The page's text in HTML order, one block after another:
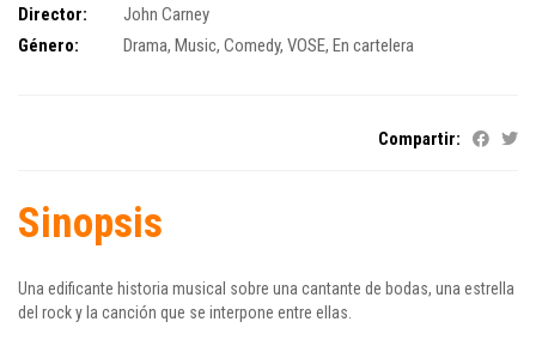
Director:
John Carney
Género:
Drama, Music, Comedy, VOSE, En cartelera
Compartir:
Sinopsis
Una edificante historia musical sobre una cantante de bodas, una estrella
del rock y la canción que se interpone entre ellas.